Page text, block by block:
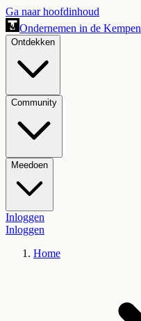
Ga naar hoofdinhoud
Ondernemen in de Kempen
Ontdekken
Community
Meedoen
Inloggen
Inloggen
Home